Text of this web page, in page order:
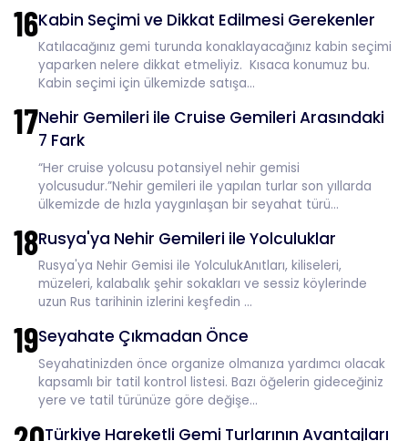
16Kabin Seçimi ve Dikkat Edilmesi Gerekenler
Katılacağınız gemi turunda konaklayacağınız kabin seçimi
yaparken nelere dikkat etmeliyiz. Kısaca konumuz bu.
Kabin seçimi için ülkemizde satışa...
17Nehir Gemileri ile Cruise Gemileri Arasındaki
7 Fark
“Her cruise yolcusu potansiyel nehir gemisi
yolcusudur.”Nehir gemileri ile yapılan turlar son yıllarda
ülkemizde de hızla yaygınlaşan bir seyahat türü...
18Rusya'ya Nehir Gemileri ile Yolculuklar
Rusya'ya Nehir Gemisi ile YolculukAnıtları, kiliseleri,
müzeleri, kalabalık şehir sokakları ve sessiz köylerinde
uzun Rus tarihinin izlerini keşfedin ...
19Seyahate Çıkmadan Önce
Seyahatinizden önce organize olmanıza yardımcı olacak
kapsamlı bir tatil kontrol listesi. Bazı öğelerin gideceğiniz
yere ve tatil türünüze göre değişe...
Türkiye Hareketli Gemi Turlarının Avantajları